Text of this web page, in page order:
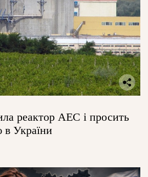
реактор АЕС і просить
в України